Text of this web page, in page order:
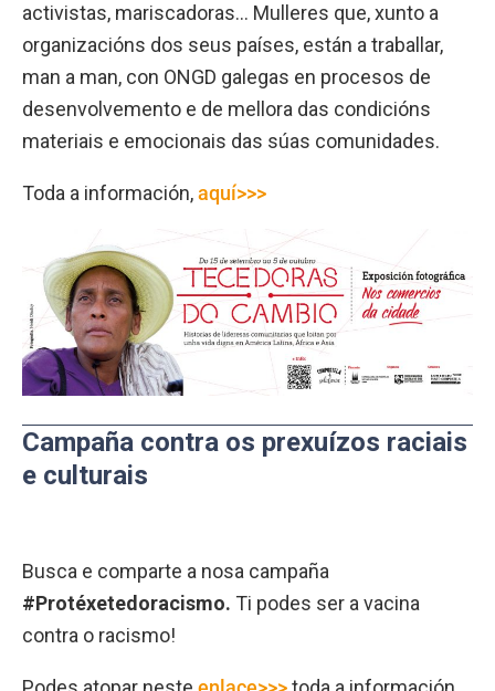
activistas, mariscadoras… Mulleres que, xunto a
organizacións dos seus países, están a traballar,
man a man, con ONGD galegas en procesos de
desenvolvemento e de mellora das condicións
materiais e emocionais das súas comunidades.
Toda a información,aquí>>>
Campaña contra os prexuízos raciais
e culturais
Busca e comparte a nosa campaña
#Protéxetedoracismo. Ti podes ser a vacina
contra o racismo!